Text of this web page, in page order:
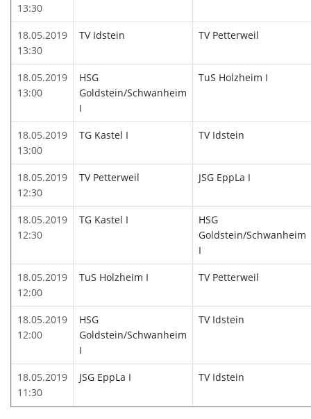
13:30
18.05.2019
13:30
TV Idstein TV Petterweil
18.05.2019
13:00
HSG
Goldstein/Schwanheim
I
TuS Holzheim I
18.05.2019
13:00
TG Kastel I TV Idstein
18.05.2019
12:30
TV Petterweil JSG EppLa I
18.05.2019
12:30
TG Kastel I
HSG
Goldstein/Schwanheim
I
18.05.2019
12:00
TuS Holzheim I TV Petterweil
18.05.2019
12:00
HSG
Goldstein/Schwanheim
I
TV Idstein
18.05.2019
11:30
JSG EppLa I TV Idstein